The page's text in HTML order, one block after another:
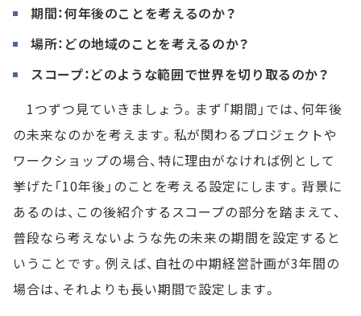
期間：何年後のことを考えるのか？
場所：どの地域のことを考えるのか？
スコープ：どのような範囲で世界を切り取るのか？
1つずつ見ていきましょう。まず「期間」では、何年後
の未来なのかを考えます。私が関わるプロジェクトや
ワークショップの場合、特に理由がなければ例として
挙げた「10年後」のことを考える設定にします。背景に
あるのは、この後紹介するスコープの部分を踏まえて、
普段なら考えないような先の未来の期間を設定すると
いうことです。例えば、自社の中期経営計画が3年間の
場合は、それよりも長い期間で設定します。